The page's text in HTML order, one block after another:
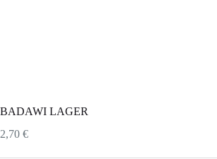
BADAWI LAGER
2,70 €